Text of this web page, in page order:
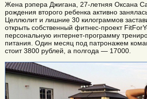
Жена рэпера Джигана, 27-летняя Оксана
рождения второго ребенка активно
Целлюлит и лишние 30 килограммов
открыть собственный фитнес-проект
персональную интернет-программу
питания. Один месяц под патронажем
стоит 3800 рублей, а полгода — 17000.